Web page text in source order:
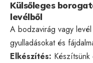
Külsőleges
levélből
A bodzavirág vagy
gyulladásokat és
Elkészítés: